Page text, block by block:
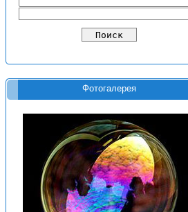
Фотогалерея